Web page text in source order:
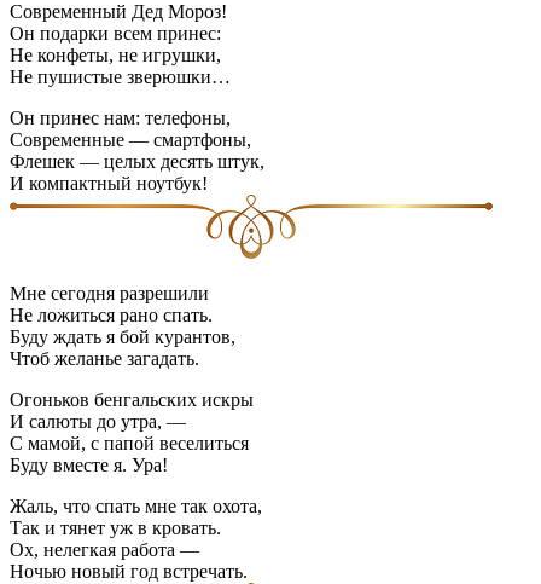
Современный Дед Мороз!
Он подарки всем принес:
Не конфеты, не игрушки,
Не пушистые зверюшки…
Он принес нам: телефоны,
Современные — смартфоны,
Флешек — целых десять штук,
И компактный ноутбук!
Мне сегодня разрешили
Не ложиться рано спать.
Буду ждать я бой курантов,
Чтоб желанье загадать.
Огоньков бенгальских искры
И салюты до утра, —
С мамой, с папой веселиться
Буду вместе я. Ура!
Жаль, что спать мне так охота,
Так и тянет уж в кровать.
Ох, нелегкая работа —
Ночью новый год встречать.